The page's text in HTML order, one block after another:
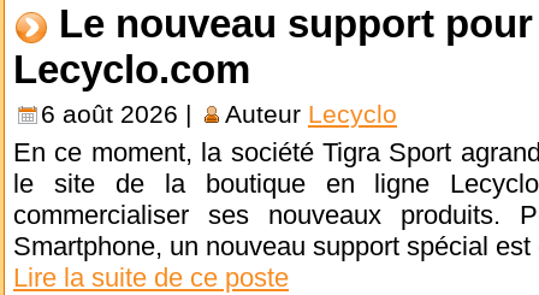
Le nouveau support
Lecyclo.com
6 août 2026 | Auteur Lecyclo
En ce moment, la société Tigra Sport
le site de la boutique en ligne
commercialiser ses nouveaux produits.
Smartphone, un nouveau support spécial
Lire la suite de ce poste